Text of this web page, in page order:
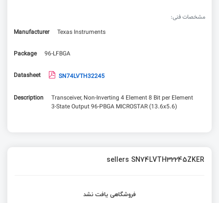
مشخصات فنی:
Manufacturer
Texas Instruments
Package 96-LFBGA
Datasheet SN74LVTH32245
Description
Transceiver, Non-Inverting 4 Element 8 Bit per Element
3-State Output 96-PBGA MICROSTAR (13.6x5.6)
sellers SN74LVTH32245ZKER
فروشگاهی یافت نشد